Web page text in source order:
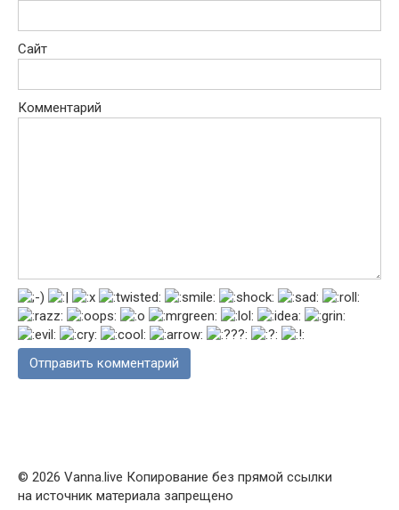
Сайт
Комментарий
© 2026 Vanna.live Копирование без прямой ссылки
на источник материала запрещено